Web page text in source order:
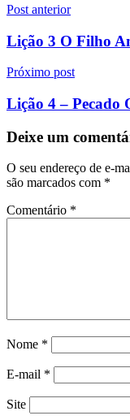
Navegação
de
Post
Post anterior
Lição 3 O Filho
Próximo post
Lição 4 – Pecado
Deixe um
O seu endereço de e-
são marcados com *
Comentário *
Nome *
E-mail *
Site